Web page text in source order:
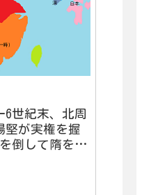
6世紀末、北周
堅が実権を握
倒して隋を建